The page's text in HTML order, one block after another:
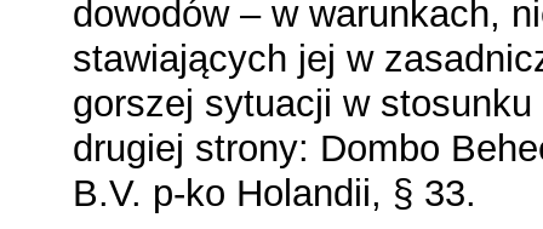
dowodów – w warunkach,
stawiających jej w
gorszej sytuacji w stosunku
drugiej strony: Dombo
B.V. p-ko Holandii, § 33.